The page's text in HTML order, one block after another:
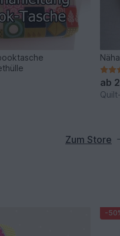
ab
Zum Store
-